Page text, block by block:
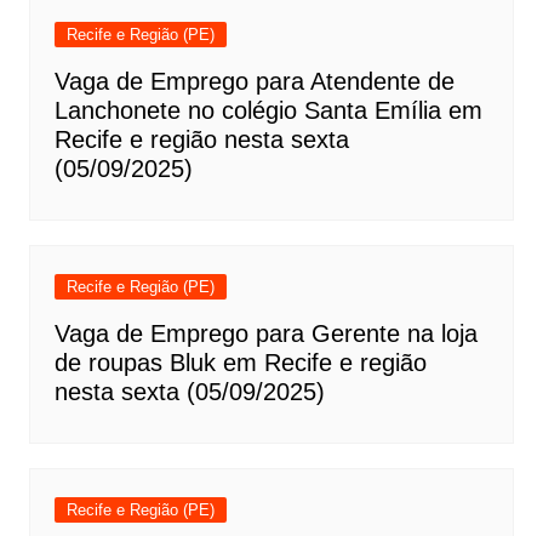
Recife e Região (PE)
Vaga de Emprego para Atendente de
Lanchonete no colégio Santa Emília em
Recife e região nesta sexta
(05/09/2025)
Recife e Região (PE)
Vaga de Emprego para Gerente na loja
de roupas Bluk em Recife e região
nesta sexta (05/09/2025)
Recife e Região (PE)